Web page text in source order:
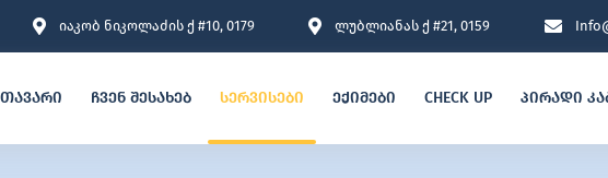
იაკობ ნიკოლაძის ქ #10, 0179 ლუბლიანას ქ #21, 0159
ჩვენ შესახებ სერვისები ექიმები CHECK UP პირადი